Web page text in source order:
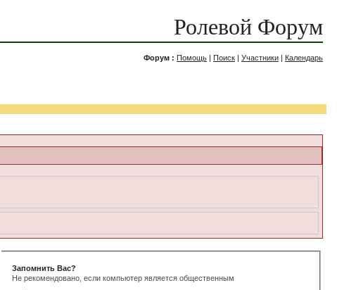
Ролевой Форум
Форум : Помощь | Поиск | Участники | Календарь
Запомнить Вас?
Не рекомендовано, если компьютер является общественным